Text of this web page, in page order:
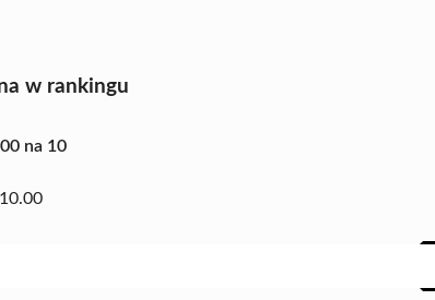
w rankingu
na 10
10.00